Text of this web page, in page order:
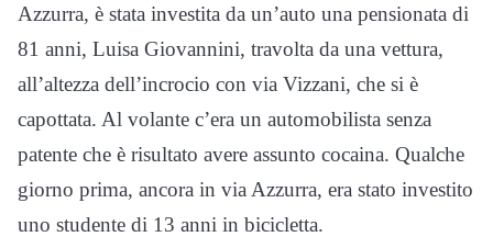
Azzurra, è stata investita da un’auto una pensionata di
81 anni, Luisa Giovannini, travolta da una vettura,
all’altezza dell’incrocio con via Vizzani, che si è
capottata. Al volante c’era un automobilista senza
patente che è risultato avere assunto cocaina. Qualche
giorno prima, ancora in via Azzurra, era stato investito
uno studente di 13 anni in bicicletta.